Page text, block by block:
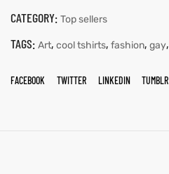
CATEGORY: Top sellers
TAGS: Art, cool tshirts, fashion, gay,
FACEBOOK TWITTER LINKEDIN TUMBLR